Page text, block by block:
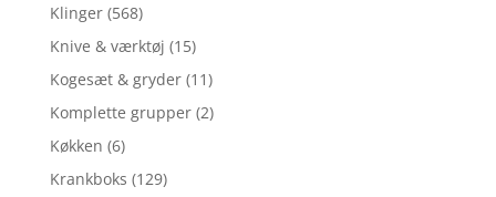
Klinger (568)
Knive & værktøj (15)
Kogesæt & gryder (11)
Komplette grupper (2)
Køkken (6)
Krankboks (129)